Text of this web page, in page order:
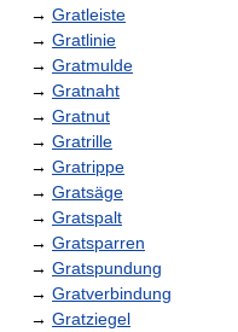
→ Gratleiste
→ Gratlinie
→ Gratmulde
→ Gratnaht
→ Gratnut
→ Gratrille
→ Gratrippe
→ Gratsäge
→ Gratspalt
→ Gratsparren
→ Gratspundung
→ Gratverbindung
→ Gratziegel